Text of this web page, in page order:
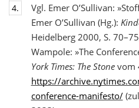
4.
Vgl. Emer O’Sullivan:
Emer O’Sullivan (Hg.):
Heidelberg 2000, S.
Wampole: »The
York Times: The Stonevom
https://
conference-manifesto/